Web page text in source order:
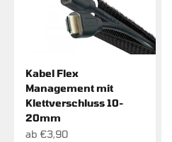
Kabel Flex
Management mit
Klettverschluss 10-
20mm
Angebot
ab €3,90